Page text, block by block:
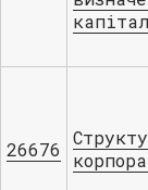
26676